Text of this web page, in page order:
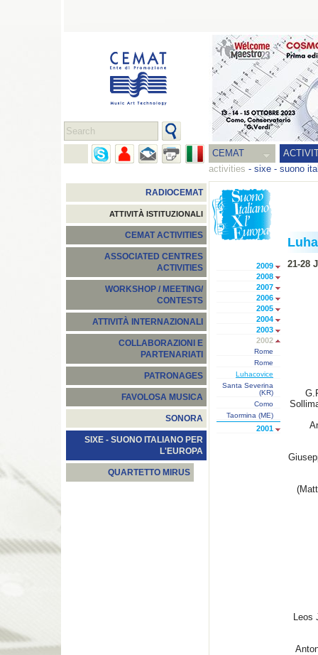
CEMAT
activities - sixe - suono
RADIOCEMAT
ATTIVITÀ ISTITUZIONALI
CEMAT ACTIVITIES
ASSOCIATED CENTRES
ACTIVITIES
WORKSHOP / MEETING/
CONTESTS
ATTIVITÀ INTERNAZIONALI
COLLABORAZIONI E
PARTENARIATI
PATRONAGES
FAVOLOSA MUSICA
SONORA
SIXE - SUONO ITALIANO PER
L'EUROPA
QUARTETTO MIRUS
2009
2008
2007
2006
2005
2004
2003
2002
Rome
Rome
Luhacovice
Santa Severina
(KR)
Como
Taormina (ME)
2001
21-28
Leos